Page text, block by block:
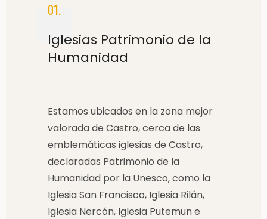
01.
Iglesias Patrimonio de la
Humanidad
Estamos ubicados en la zona mejor
valorada de Castro, cerca de las
emblemáticas iglesias de Castro,
declaradas Patrimonio de la
Humanidad por la Unesco, como la
Iglesia San Francisco, Iglesia Rilán,
Iglesia Nercón, Iglesia Putemun e